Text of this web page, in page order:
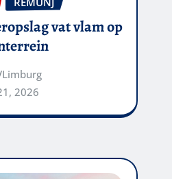
vat vlam op
2026